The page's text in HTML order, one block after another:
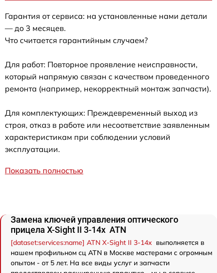
Гарантия от сервиса: на установленные нами детали
— до 3 месяцев.
Что считается гарантийным случаем?
Для работ: Повторное проявление неисправности,
который напрямую связан с качеством проведенного
ремонта (например, некорректный монтаж запчасти).
Для комплектующих: Преждевременный выход из
строя, отказ в работе или несоответствие заявленным
характеристикам при соблюдении условий
эксплуатации.
Показать полностью
Замена ключей управления оптического
прицела X-Sight II 3-14x ATN
[dataset:services:name] ATN X-Sight II 3-14x выполняется в
нашем профильном сц ATN в Москве мастерами с огромным
опытом - от 5 лет. На все виды услуг и запчасти